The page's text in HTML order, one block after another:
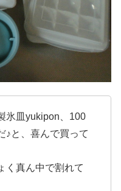
氷皿yukipon、100
♪と、喜んで買って
く真ん中で割れて